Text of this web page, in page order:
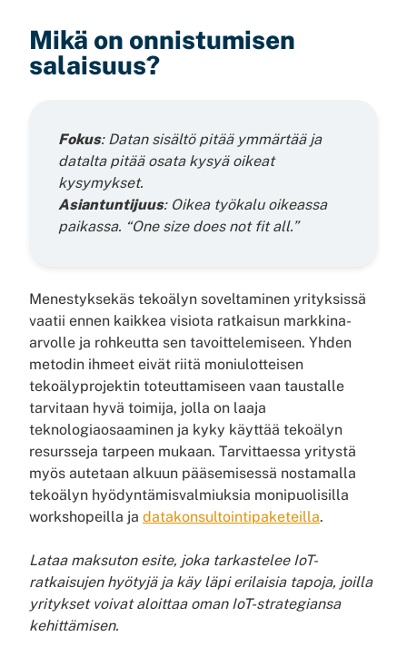
Mikä on onnistumisen
salaisuus?
Fokus: Datan sisältö pitää ymmärtää ja
datalta pitää osata kysyä oikeat
kysymykset.
Asiantuntijuus: Oikea työkalu oikeassa
paikassa. “One size does not fit all.”
Menestyksekäs tekoälyn soveltaminen yrityksissä
vaatii ennen kaikkea visiota ratkaisun markkina-
arvolle ja rohkeutta sen tavoittelemiseen. Yhden
metodin ihmeet eivät riitä moniulotteisen
tekoälyprojektin toteuttamiseen vaan taustalle
tarvitaan hyvä toimija, jolla on laaja
teknologiaosaaminen ja kyky käyttää tekoälyn
resursseja tarpeen mukaan. Tarvittaessa yritystä
myös autetaan alkuun pääsemisessä nostamalla
tekoälyn hyödyntämisvalmiuksia monipuolisilla
workshopeilla ja datakonsultointipaketeilla.
Lataa maksuton esite, joka tarkastelee IoT-
ratkaisujen hyötyjä ja käy läpi erilaisia tapoja, joilla
yritykset voivat aloittaa oman IoT-strategiansa
kehittämisen.